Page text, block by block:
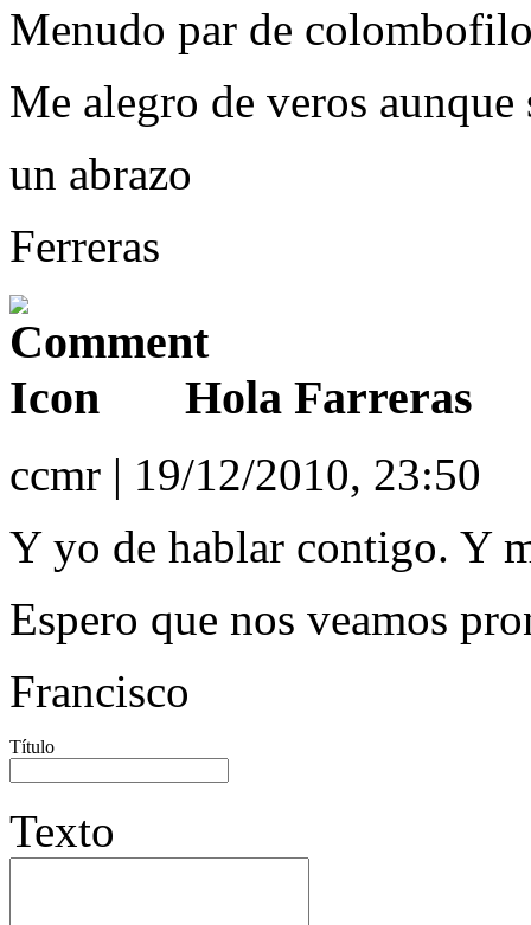
Menudo par de
Me alegro de veros aunque
un abrazo
Ferreras
Hola Farreras
ccmr | 19/12/2010, 23:50
Y yo de hablar contigo. Y
Espero que nos veamos
Francisco
Título
Texto